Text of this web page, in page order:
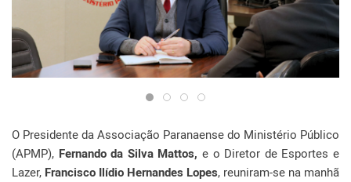
O Presidente da Associação Paranaense do Ministério Público
(APMP), Fernando da Silva Mattos, e o Diretor de Esportes e
Lazer, Francisco Ilídio Hernandes Lopes, reuniram-se na manhã